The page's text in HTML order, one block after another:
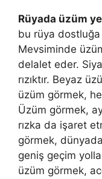
Rüyada üzüm
bu rüya
Mevsiminde
delalet eder.
rızıktır. Beyaz
üzüm görmek,
Üzüm görmek,
rızka da işaret
görmek,
geniş geçim
üzüm görmek,